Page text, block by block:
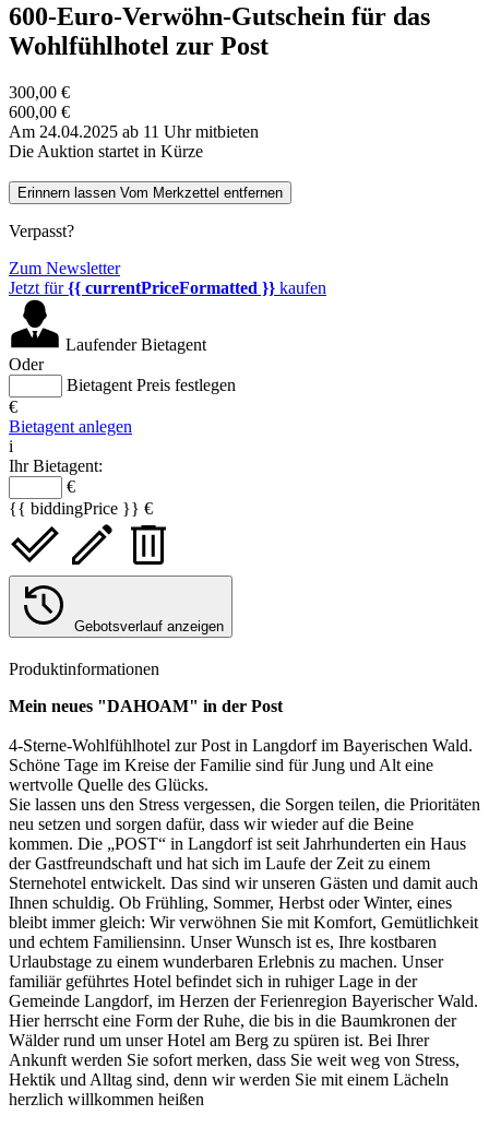
600-Euro-Verwöhn-Gutschein für das
Wohlfühlhotel zur Post
300,00 €
600,00 €
Am 24.04.2025 ab 11 Uhr mitbieten
Die Auktion startet in Kürze
Erinnern lassen Vom Merkzettel entfernen
Verpasst?
Zum Newsletter
Jetzt für{{ currentPriceFormatted }} kaufen
Laufender Bietagent
Oder
Bietagent Preis festlegen
€
Bietagent anlegen
i
Ihr Bietagent:
€
{{ biddingPrice }} €
Gebotsverlauf anzeigen
Produktinformationen
Mein neues "DAHOAM" in der Post
4-Sterne-Wohlfühlhotel zur Post in Langdorf im Bayerischen Wald.
Schöne Tage im Kreise der Familie sind für Jung und Alt eine
wertvolle Quelle des Glücks.
Sie lassen uns den Stress vergessen, die Sorgen teilen, die Prioritäten
neu setzen und sorgen dafür, dass wir wieder auf die Beine
kommen. Die „POST“ in Langdorf ist seit Jahrhunderten ein Haus
der Gastfreundschaft und hat sich im Laufe der Zeit zu einem
Sternehotel entwickelt. Das sind wir unseren Gästen und damit auch
Ihnen schuldig. Ob Frühling, Sommer, Herbst oder Winter, eines
bleibt immer gleich: Wir verwöhnen Sie mit Komfort, Gemütlichkeit
und echtem Familiensinn. Unser Wunsch ist es, Ihre kostbaren
Urlaubstage zu einem wunderbaren Erlebnis zu machen. Unser
familiär geführtes Hotel befindet sich in ruhiger Lage in der
Gemeinde Langdorf, im Herzen der Ferienregion Bayerischer Wald.
Hier herrscht eine Form der Ruhe, die bis in die Baumkronen der
Wälder rund um unser Hotel am Berg zu spüren ist. Bei Ihrer
Ankunft werden Sie sofort merken, dass Sie weit weg von Stress,
Hektik und Alltag sind, denn wir werden Sie mit einem Lächeln
herzlich willkommen heißen